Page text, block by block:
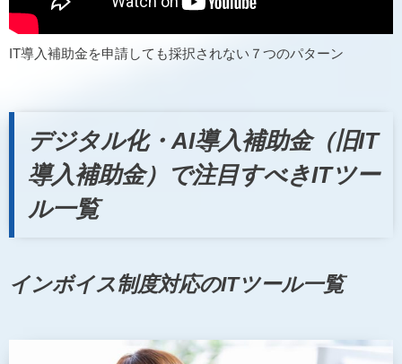
IT導入補助金を申請しても採択されない７つのパターン
デジタル化・AI導入補助金（旧IT
導入補助金）で注目すべきITツー
ル一覧
インボイス制度対応のITツール一覧